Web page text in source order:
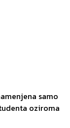
samo
oziroma